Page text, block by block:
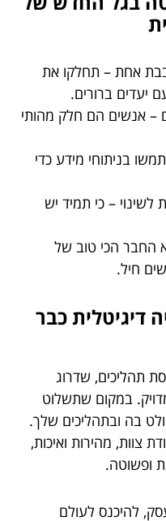
אחת – תחלקו את
יעדים ברורים.
– אנשים הם חלק מהותי
בניתוחי מידע כדי
– כי תמיד יש
החבר הכי טוב של
חיל.
דיגיטלית כבר
תהליכים, שדרוג
במקום שתשלוט
בה ובתהליכים שלך.
צוות, מהירות ואיכות,
ופשוטה.
להיכנס לעולם